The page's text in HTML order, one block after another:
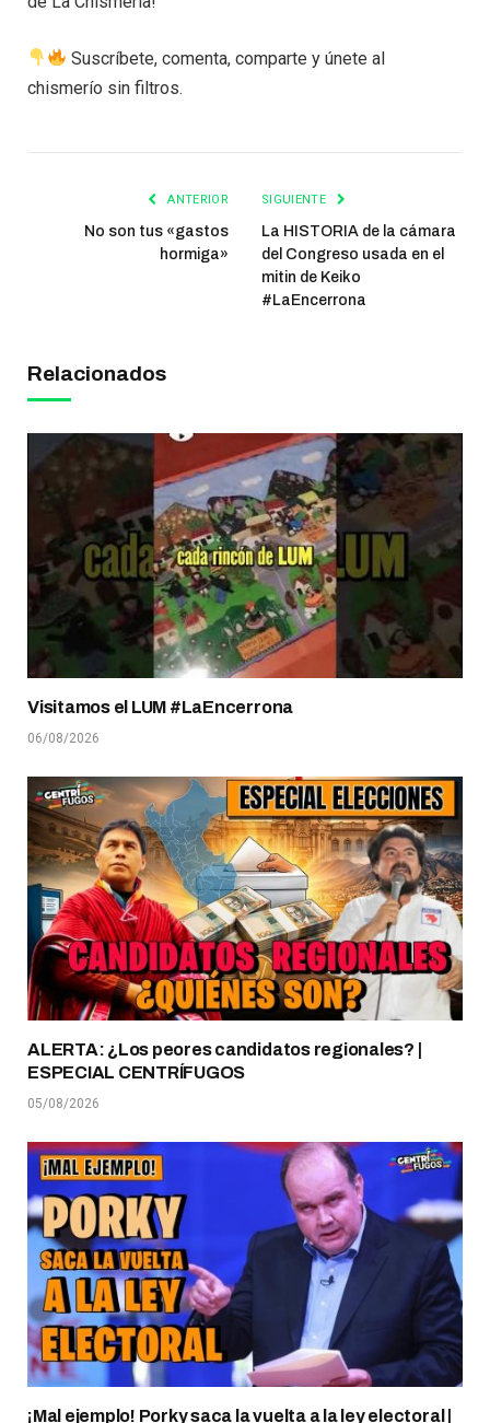
Suscríbete, comenta, comparte y únete al
chismerío sin filtros.
ANTERIOR
No son tus «gastos
hormiga»
SIGUIENTE
La HISTORIA de la cámara
del Congreso usada en el
mitin de Keiko
#LaEncerrona
Relacionados
Visitamos el LUM #LaEncerrona
06/08/2026
ALERTA: ¿Los peores candidatos regionales? |
ESPECIAL CENTRÍFUGOS
05/08/2026
¡Mal ejemplo! Porky saca la vuelta a la ley electoral |